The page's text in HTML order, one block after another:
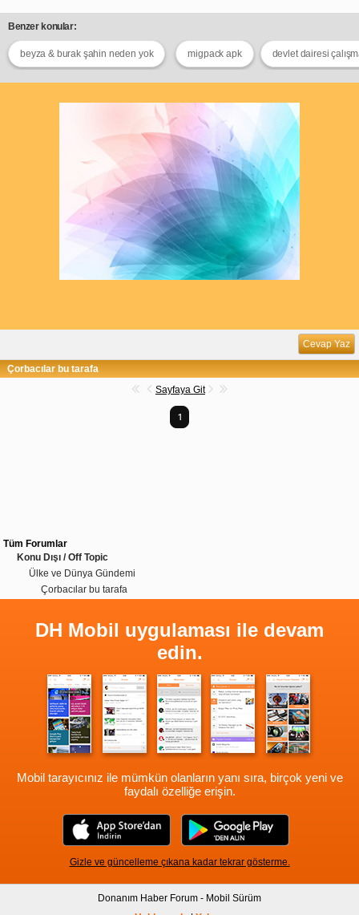
Benzer konular:
beyza & burak şahin neden yok migpack apk devlet dairesi
Cevap Yaz
Çorbacılar bu tarafa
Sayfaya Git
1
Tüm Forumlar
Konu Dışı / Off Topic
Ülke ve Dünya Gündemi
Çorbacılar bu tarafa
DH Mobil uygulaması ile devam
edin.
Mobil tarayıcınız ile mümkün olanların yanı sıra, birçok yeni ve
faydalı özelliğe erişin.
Gizle ve güncelleme çıkana kadar tekrar gösterme.
Donanım Haber Forum - Mobil Sürüm